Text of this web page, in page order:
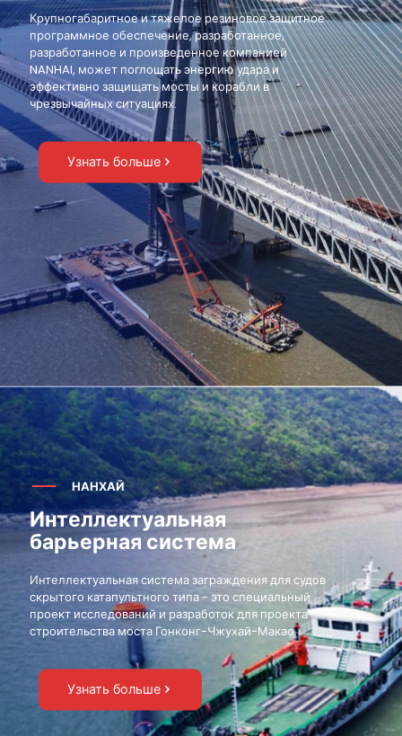
Крупногабаритное и тяжелое резиновое защитное
программное обеспечение, разработанное,
разработанное и произведенное компанией
NANHAI, может поглощать энергию удара и
эффективно защищать мосты и корабли в
чрезвычайных ситуациях.
Узнать больше
НАНХАЙ
Интеллектуальная
барьерная система
Интеллектуальная система заграждения для судов
скрытого катапультного типа - это специальный
проект исследований и разработок для проекта
строительства моста Гонконг-Чжухай-Макао.
Узнать больше